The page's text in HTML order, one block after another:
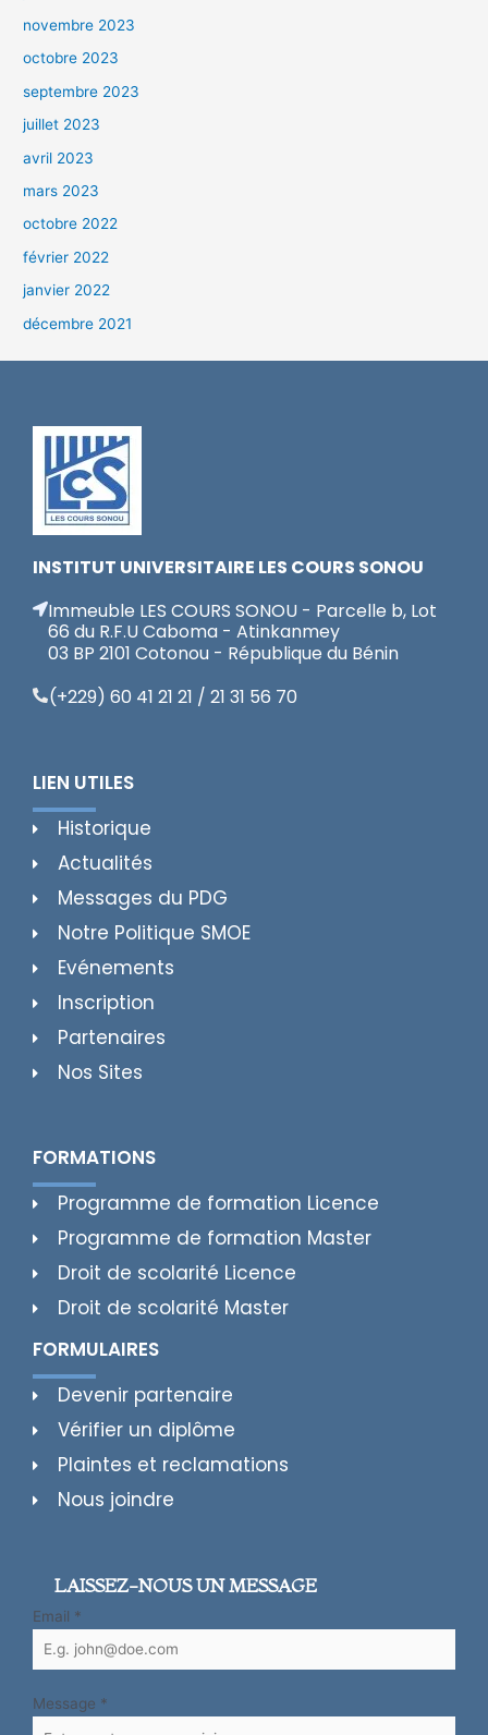
novembre 2023
octobre 2023
septembre 2023
juillet 2023
avril 2023
mars 2023
octobre 2022
février 2022
janvier 2022
décembre 2021
INSTITUT UNIVERSITAIRE LES COURS SONOU
Immeuble LES COURS SONOU - Parcelle b, Lot
66 du R.F.U Caboma - Atinkanmey
03 BP 2101 Cotonou - République du Bénin
(+229) 60 41 21 21 / 21 31 56 70
LIEN UTILES
Historique
Actualités
Messages du PDG
Notre Politique SMOE
Evénements
Inscription
Partenaires
Nos Sites
FORMATIONS
Programme de formation Licence
Programme de formation Master
Droit de scolarité Licence
Droit de scolarité Master
FORMULAIRES
Devenir partenaire
Vérifier un diplôme
Plaintes et reclamations
Nous joindre
LAISSEZ-NOUS UN MESSAGE
Email *
Message *